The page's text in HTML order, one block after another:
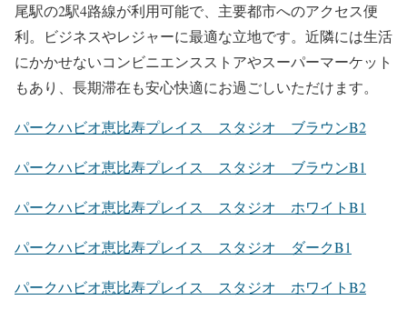
尾駅の2駅4路線が利用可能で、主要都市へのアクセス便
利。ビジネスやレジャーに最適な立地です。近隣には生活
にかかせないコンビニエンスストアやスーパーマーケット
もあり、長期滞在も安心快適にお過ごしいただけます。
パークハビオ恵比寿プレイス スタジオ ブラウンB2
パークハビオ恵比寿プレイス スタジオ ブラウンB1
パークハビオ恵比寿プレイス スタジオ ホワイトB1
パークハビオ恵比寿プレイス スタジオ ダークB1
パークハビオ恵比寿プレイス スタジオ ホワイトB2